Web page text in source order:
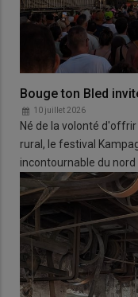
Bouge ton Bled
10 juillet 2026
Né de la volonté
rural, le festival
incontournable du nord